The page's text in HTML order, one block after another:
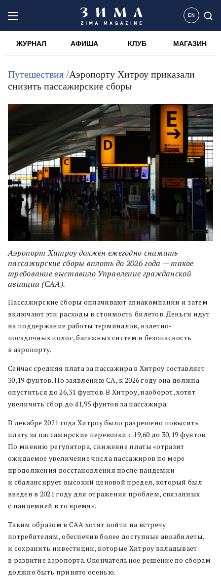
EN
ЖУРНАЛ АФИША КЛУБ МАГАЗИН
Путешествия /Аэропорту Хитроу приказали
снизить пассажирские сборы
Аэропорт Хитроу должен ежегодно снижать
пассажирские сборы вплоть до 2026 года — такое
требование выставило Управление гражданской
авиации (CAA).
Пассажирские сборы оплачивают авиакомпании и затем
включают эти расходы в стоимость билетов. Деньги идут
на поддержание работы терминалов, взлетно-
посадочных полос, багажных систем и безопасность
в аэропорту.
Сейчас средняя плата за пассажира в Хитроу составляет
30,19 фунтов. По заявлению CA, к 2026 году она должна
опуститься до 26,31 фунтов. В Хитроу, наоборот, хотят
увеличить сбор до 41,95 фунтов за пассажира.
В декабре 2021 года Хитроу было разрешено повысить
плату за пассажирские перевозки с 19,60 до 30,19 фунтов.
По мнению регулятора, снижение платы «отразит
ожидаемое увеличение числа пассажиров по мере
продолжения восстановления после пандемии
и сбалансирует высокий ценовой предел, который был
введен в 2021 году для отражения проблем, связанных
с пандемией в то время».
Таким образом в САА хотят пойти на встречу
потребителям, обеспечив более доступные авиабилеты,
и сохранить инвестиции, которые Хитроу вкладывает
в развитие аэропорта. Окончательное решение по сборам
должно быть принято осенью.